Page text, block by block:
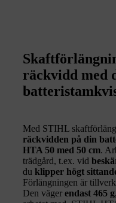
räckvidd med
Med STIHL
räckvidden på din
HTA 50 med 50 cm.
trädgård, t.ex. vid
du klipper högt
Förlängningen är
Den väger endast 465 g